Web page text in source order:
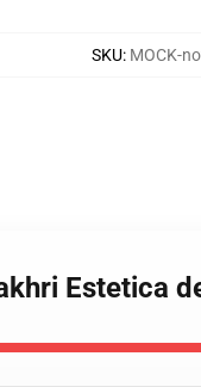
SKU: MOCK-
Estetica